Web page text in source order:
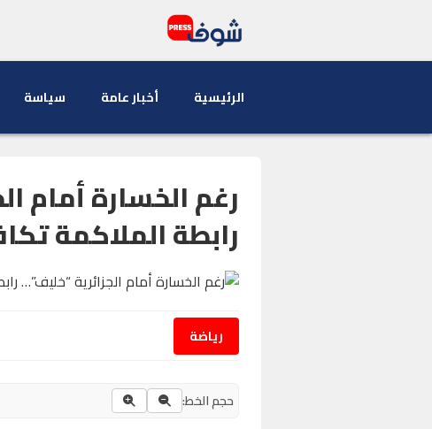
الرئيسية أخبار عامة سياسة
رغم الخسارة أمام
رابطة الملاكمة
رياضة
حجم الخط: